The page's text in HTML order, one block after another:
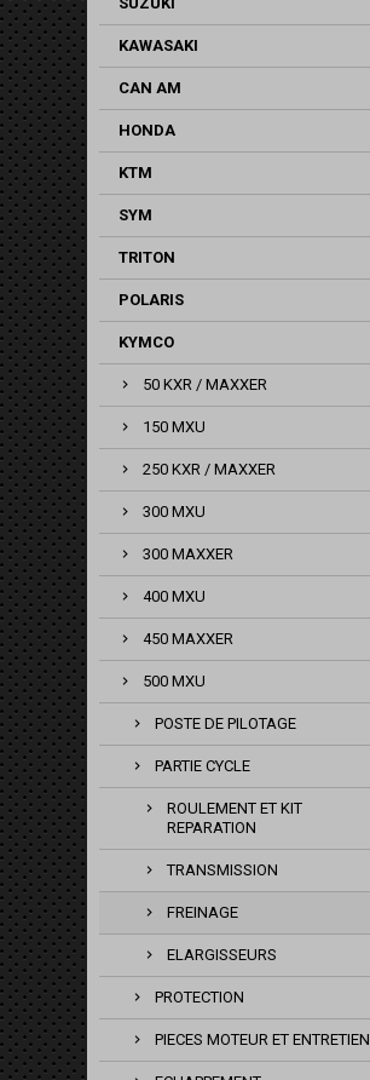
KAWASAKI
CAN AM
HONDA
KTM
SYM
TRITON
POLARIS
KYMCO
50 KXR / MAXXER
150 MXU
250 KXR / MAXXER
300 MXU
300 MAXXER
400 MXU
450 MAXXER
500 MXU
POSTE DE PILOTAGE
PARTIE CYCLE
ROULEMENT ET KIT
REPARATION
TRANSMISSION
FREINAGE
ELARGISSEURS
PROTECTION
PIECES MOTEUR ET ENTRETIEN